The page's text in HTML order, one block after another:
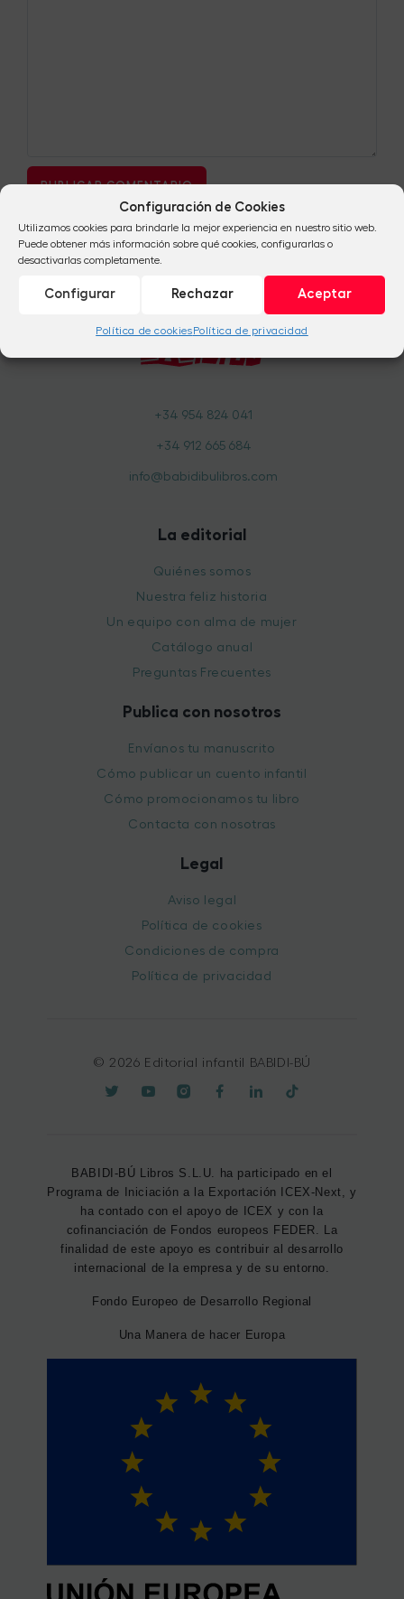
Configuración de Cookies
Utilizamos cookies para brindarle la mejor experiencia en nuestro sitio web.
Puede obtener más información sobre qué cookies, configurarlas o
desactivarlas completamente.
Aceptar
Rechazar
Configurar
Política de cookiesPolítica de privacidad
+34 954 824 041
+34 912 665 684
info@babidibulibros.com
La editorial
Quiénes somos
Nuestra feliz historia
Un equipo con alma de mujer
Catálogo anual
Preguntas Frecuentes
Publica con nosotros
Envíanos tu manuscrito
Cómo publicar un cuento infantil
Cómo promocionamos tu libro
Contacta con nosotras
Legal
Aviso legal
Política de cookies
Condiciones de compra
Política de privacidad
© 2026 Editorial infantil BABIDI-BÚ
BABIDI-BÚ Libros S.L.U. ha participado en el
Programa de Iniciación a la Exportación ICEX-Next, y
ha contado con el apoyo de ICEX y con la
cofinanciación de Fondos europeos FEDER. La
finalidad de este apoyo es contribuir al desarrollo
internacional de la empresa y de su entorno.
Fondo Europeo de Desarrollo Regional
Una Manera de hacer Europa